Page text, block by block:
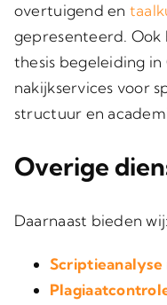
overtuigend en
gepresenteerd.
thesis begeleiding in
nakijkservices voor
structuur en
Overige
Daarnaast bieden wij:
Scriptieanalyse